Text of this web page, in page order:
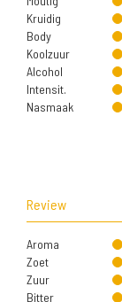
Kruidig
Body
Koolzuur
Alcohol
Intensit.
Nasmaak
Review
Aroma
Zoet
Zuur
Bitter